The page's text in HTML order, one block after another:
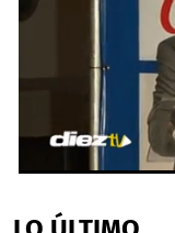
of